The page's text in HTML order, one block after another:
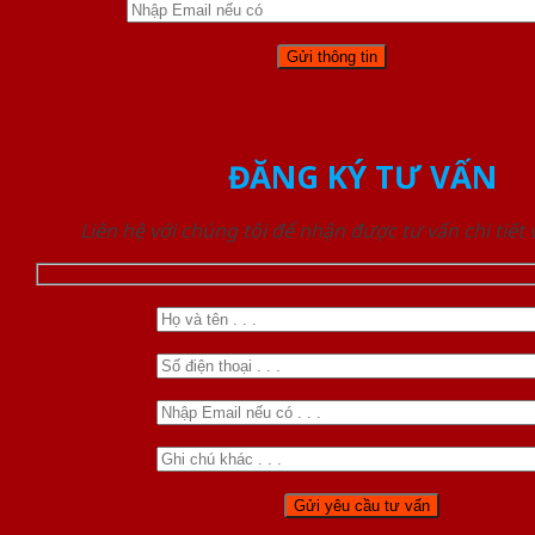
ĐĂNG KÝ TƯ VẤN
Liên hệ với chúng tôi để nhận được tư vấn chi tiết